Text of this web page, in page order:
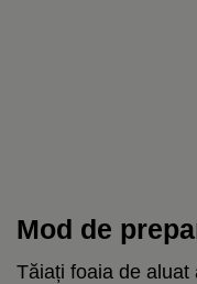
Mod de
Tăiați foaia de